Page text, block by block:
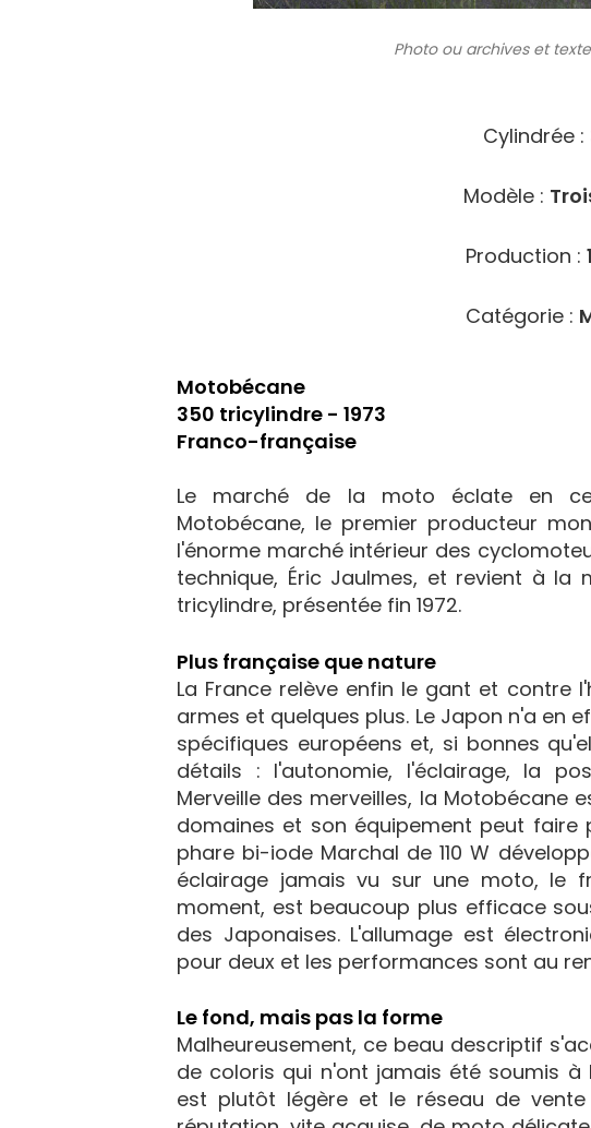
Photo ou archiveset texte
Cylindrée :
Modèle :
Production :
Catégorie :
Motobécane
350 tricylindre - 1973
Franco-française
Le marché de la moto éclate en
Motobécane, le premier producteur
l'énorme marché intérieur des
technique, Éric Jaulmes, et revient à
tricylindre, présentée fin 1972.
Plus française que nature
La France relève enfin le gant et contre
armes et quelques plus. Le Japon n'a en
spécifiques européens et, si bonnes
détails : l'autonomie, l'éclairage, la
Merveille des merveilles, la
domaines et son équipement peut faire
phare bi-iode Marchal de 110 W
éclairage jamais vu sur une moto, le
moment, est beaucoup plus efficace
des Japonaises. L'allumage est
pour deux et les performances sont au
Le fond, mais pas la forme
Malheureusement, ce beau descriptif
de coloris qui n'ont jamais été soumis
est plutôt légère et le réseau de